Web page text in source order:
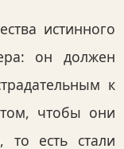
истинного
он должен
к
чтобы они
то есть стали